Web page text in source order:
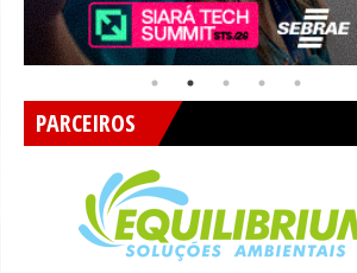
PARCEIROS